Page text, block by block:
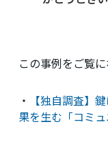
この事例をご覧
・
【独自調査】
果を生む「コミ